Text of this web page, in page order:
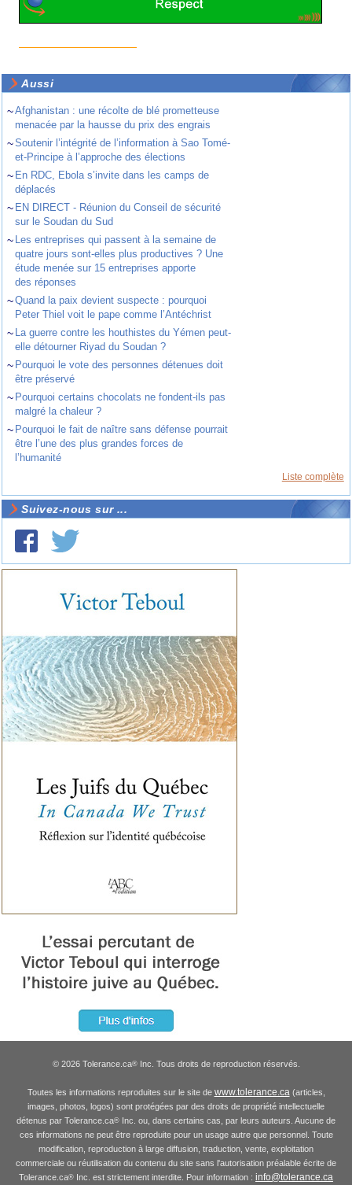
Aussi
~Afghanistan : une récolte de blé prometteuse
menacée par la hausse du prix des engrais
~Soutenir l’intégrité de l’information à Sao Tomé-
et-Principe à l’approche des élections
~ En RDC, Ebola s’invite dans les camps de
déplacés
~ EN DIRECT - Réunion du Conseil de sécurité
sur le Soudan du Sud
~ Les entreprises qui passent à la semaine de
quatre jours sont-elles plus productives ? Une
étude menée sur 15 entreprises apporte
des réponses
~Quand la paix devient suspecte : pourquoi
Peter Thiel voit le pape comme l’Antéchrist
~ La guerre contre les houthistes du Yémen peut-
elle détourner Riyad du Soudan ?
~ Pourquoi le vote des personnes détenues doit
être préservé
~ Pourquoi certains chocolats ne fondent-ils pas
malgré la chaleur ?
~ Pourquoi le fait de naître sans défense pourrait
être l’une des plus grandes forces de
l’humanité
Liste complète
Suivez-nous sur ...
© 2026 Tolerance.ca®Inc. Tous droits de reproduction réservés.
Toutes les informations reproduites sur le site de www.tolerance.ca(articles,
images, photos, logos) sont protégées par des droits de propriété intellectuelle
détenus par Tolerance.ca® Inc. ou, dans certains cas, par leurs auteurs. Aucune de
ces informations ne peut être reproduite pour un usage autre que personnel. Toute
modification, reproduction à large diffusion, traduction, vente, exploitation
commerciale ou réutilisation du contenu du site sans l'autorisation préalable écrite de
Tolerance.ca® Inc. est strictement interdite. Pour information : info@tolerance.ca